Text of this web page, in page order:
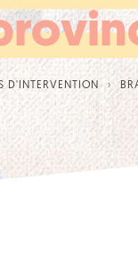
D'INTERVENTION